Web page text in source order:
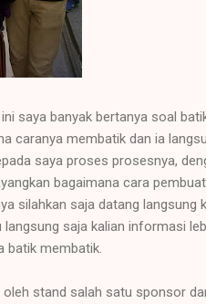
saya banyak bertanya soal
caranya membatik dan ia
saya proses prosesnya,
bagaimana cara
silahkan saja datang langsung
saja kalian informasi
batik membatik.
stand salah satu sponsor